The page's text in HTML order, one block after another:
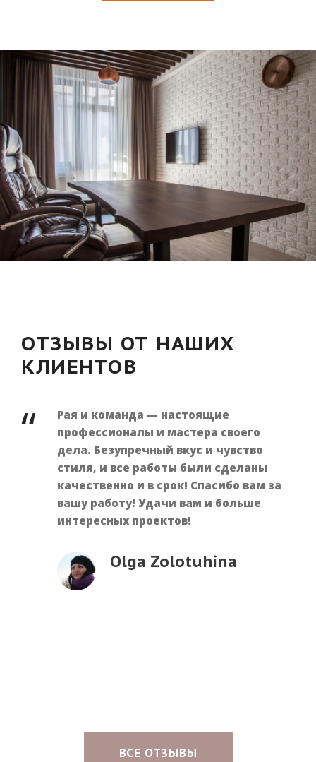
ОТЗЫВЫ ОТ НАШИХ
КЛИЕНТОВ
“
Рая и команда — настоящие
профессионалы и мастера своего
дела. Безупречный вкус и чувство
стиля, и все работы были сделаны
качественно и в срок! Спасибо вам за
вашу работу! Удачи вам и больше
интересных проектов!
Olga Zolotuhina
ВСЕ ОТЗЫВЫ